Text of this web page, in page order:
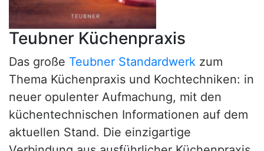
Teubner Küchenpraxis
Das große Teubner Standardwerk zum
Thema Küchenpraxis und Kochtechniken: in
neuer opulenter Aufmachung, mit den
küchentechnischen Informationen auf dem
aktuellen Stand. Die einzigartige